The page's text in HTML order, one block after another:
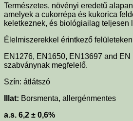
Természetes, növényi eredetű
amelyek a cukorrépa és kukorica
keletkeznek, és biológiailag teljesen
Élelmiszerekkel érintkező
EN1276, EN1650, EN13697 and EN
szabványnak megfelelő.
Szín: átlátszó
Illat: Borsmenta, allergénmentes
a.s. 6,2 ± 0,6%